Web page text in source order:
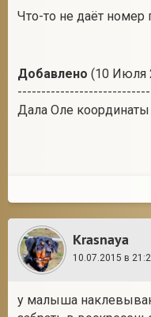
Что-то не даёт номер
Добавлено (10 Июля
Дала Оле
Krasnaya
10.07.2015 в
у малыша